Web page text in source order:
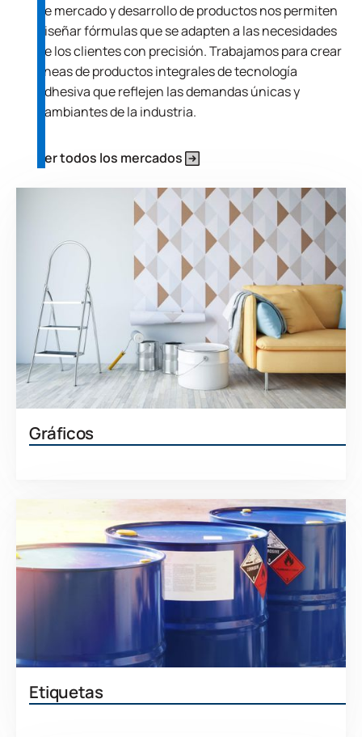
de mercado y desarrollo de productos nos permiten
diseñar fórmulas que se adapten a las necesidades
de los clientes con precisión. Trabajamos para crear
líneas de productos integrales de tecnología
adhesiva que reflejen las demandas únicas y
cambiantes de la industria.
Ver todos los mercados
Gráficos
Etiquetas